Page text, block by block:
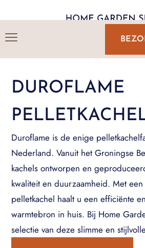
DUROFLAME
Duroflame is de enige
Nederland. Vanuit het Groningse
kachels ontworpen en
kwaliteit en duurzaamheid. Met
pelletkachel haalt u een efficiënte
warmtebron in huis. Bij Home
selectie van deze slimme en